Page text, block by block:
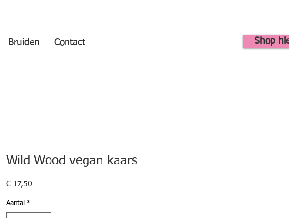
Bruiden Contact Shop
Wild Wood vegan kaars
€ 17,50
Aantal *